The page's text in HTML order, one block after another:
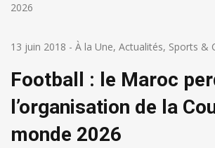
2026
13 juin 2018 - À la Une, Actualités, Sports &
Football : le Maroc
l’organisation de la
monde 2026